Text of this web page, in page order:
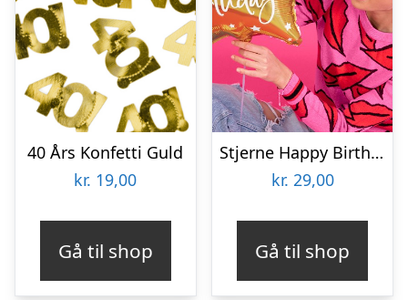
40 Års Konfetti Guld
kr. 19,00
Gå til shop
Stjerne Happy Birthday Folieballon Guld
kr. 29,00
Gå til shop